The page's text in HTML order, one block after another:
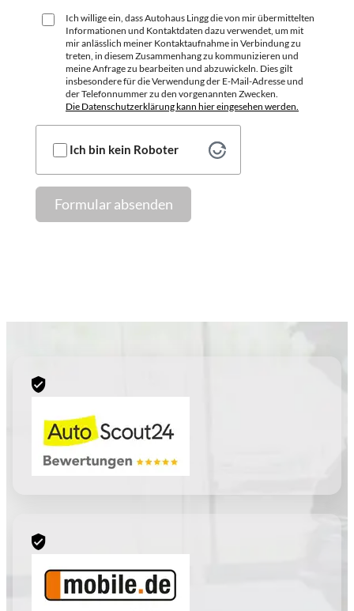
Ich willige ein, dass Autohaus Lingg die von mir übermittelten
Informationen und Kontaktdaten dazu verwendet, um mit
mir anlässlich meiner Kontaktaufnahme in Verbindung zu
treten, in diesem Zusammenhang zu kommunizieren und
meine Anfrage zu bearbeiten und abzuwickeln. Dies gilt
insbesondere für die Verwendung der E-Mail-Adresse und
der Telefonnummer zu den vorgenannten Zwecken.
Die Datenschutzerklärung kann hier eingesehen werden.
Ich bin kein Roboter
Formular absenden